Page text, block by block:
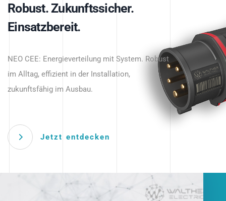
Intelligente Stromverteilung
beginnt hier.
Robust. Zukunftssicher.
Einsatzbereit.
NEO CEE: Energieverteilung mit System. Robust
im Alltag, effizient in der Installation,
zukunftsfähig im Ausbau.
Jetzt entdecken
Intelligenz trifft Energie.
Anwendungen – robust, IP-geschützt und
zukunftsfähig.